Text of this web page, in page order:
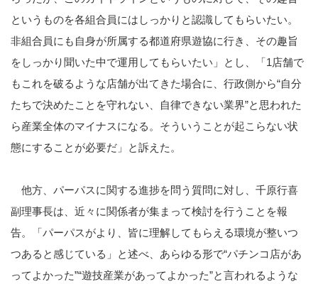
というものを各組合員にはしっかりと認識してもらいたい。
非組合員にも自身が所属する都道府県遊協に行き、その趣旨
をしっかり聞いた中で運用してもらいたい」とし、「1店舗で
もこれを破るような店舗が出てきた場合に、行政側から“自分
たちで決めたことを守れない、自律できない業界”と思われた
ら産業全体のマイナスになる。そういうことが起こらない状
態にすることが必要だ」と訴えた。
他方、パーパスに関する進捗を問う質問に対し、千原行喜
副理事長は、近々に関係者が集まって検討を行うことを報
告。「パーパスがより、皆に理解してもらえる環境が整いつ
つあると感じている」と述べ、あらゆる形で“パチンコ店があ
ってよかった”“遊技産業があってよかった”と言われるような